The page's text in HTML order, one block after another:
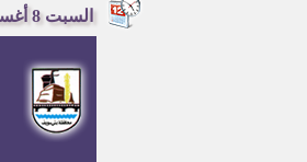
السبت 8 أغسطس 2026 - 4:22:42 ص